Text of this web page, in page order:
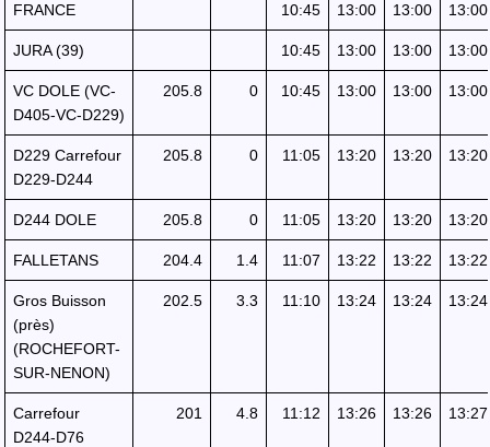
FRANCE 10:45 13:00 13:00 13:00
JURA (39) 10:45 13:00 13:00 13:00
VC DOLE (VC-
D405-VC-D229)
205.8 0 10:45 13:00 13:00 13:00
D229 Carrefour
D229-D244
205.8 0 11:05 13:20 13:20 13:20
D244 DOLE 205.8 0 11:05 13:20 13:20 13:20
FALLETANS 204.4 1.4 11:07 13:22 13:22 13:22
Gros Buisson
(près)
(ROCHEFORT-
SUR-NENON)
202.5 3.3 11:10 13:24 13:24 13:24
Carrefour
D244-D76
201 4.8 11:12 13:26 13:26 13:27